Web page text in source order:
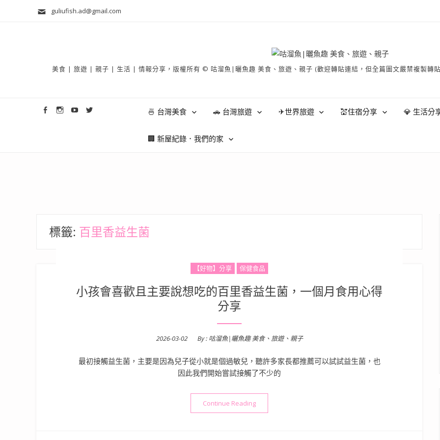
guliufish.ad@gmail.com
美食 | 旅遊 | 親子 | 生活 | 情報分享，版權所有 © 咕溜魚|曬魚趣 美食、旅遊、親子 (歡迎轉貼連結，但全篇圖文嚴禁複製轉
🍜 台灣美食 🚗 台灣旅遊 ✈世界旅遊 💒住宿分享 💎 生活分
🏢 新屋紀錄．我們的家
標籤: 百里香益生菌
【好物】分享 保健食品
小孩會喜歡且主要說想吃的百里香益生菌，一個月食用心得
分享
Posted
2026-03-02 By : 咕溜魚|曬魚趣 美食、旅遊、親子
最初接觸益生菌，主要是因為兒子從小就是個過敏兒，聽許多家長都推薦可以試試益生菌，也
因此我們開始嘗試接觸了不少的
Continue Reading“小孩會喜歡且主要說想吃的百里香益生菌，一個月食用心得分享”